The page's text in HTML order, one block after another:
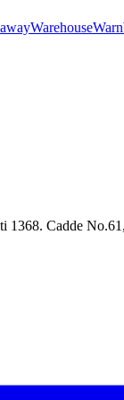
WarehouseWarn
1368. Cadde